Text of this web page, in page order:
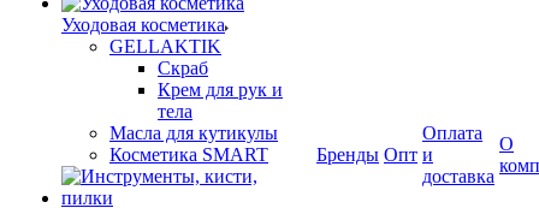
Уходовая косметика
GELLAKTIK
Скраб
Крем для рук и
тела
Масла для кутикулы
Косметика SMART
Бренды Опт
Оплата
и
доставка
О